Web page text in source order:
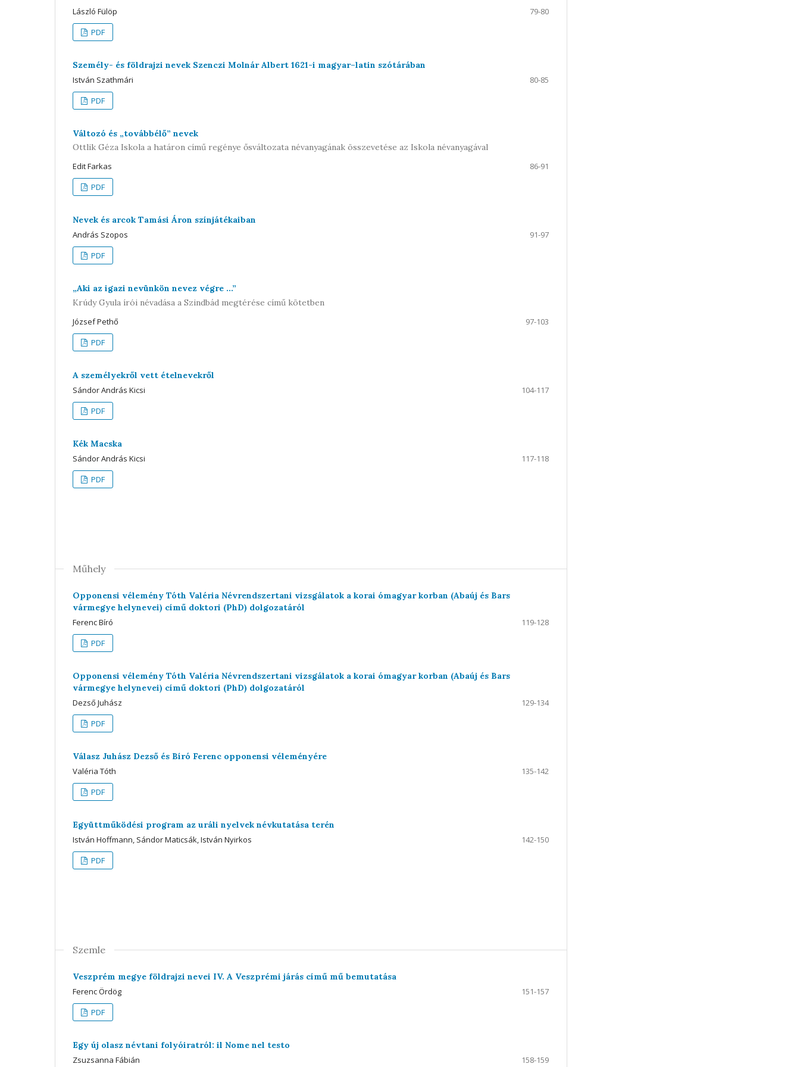
László Fülöp
79-80
PDF
Személy- és földrajzi nevek Szenczi Molnár Albert 1621-i magyar–latin szótárában
István Szathmári
80-85
PDF
Változó és „továbbélő” nevek
Ottlik Géza Iskola a határon című regénye ősváltozata névanyagának összevetése az Iskola névanyagával
Edit Farkas
86-91
PDF
Nevek és arcok Tamási Áron színjátékaiban
András Szopos
91-97
PDF
„Aki az igazi nevünkön nevez végre ...”
Krúdy Gyula írói névadása a Szindbád megtérése című kötetben
József Pethő
97-103
PDF
A személyekről vett ételnevekről
Sándor András Kicsi
104-117
PDF
Kék Macska
Sándor András Kicsi
117-118
PDF
Műhely
Opponensi vélemény Tóth Valéria Névrendszertani vizsgálatok a korai ómagyar korban (Abaúj és Bars
vármegye helynevei) című doktori (PhD) dolgozatáról
Ferenc Bíró
119-128
PDF
Opponensi vélemény Tóth Valéria Névrendszertani vizsgálatok a korai ómagyar korban (Abaúj és Bars
vármegye helynevei) című doktori (PhD) dolgozatáról
Dezső Juhász
129-134
PDF
Válasz Juhász Dezső és Bíró Ferenc opponensi véleményére
Valéria Tóth
135-142
PDF
Együttműködési program az uráli nyelvek névkutatása terén
István Hoffmann, Sándor Maticsák, István Nyirkos
142-150
PDF
Szemle
Veszprém megye földrajzi nevei IV. A Veszprémi járás című mű bemutatása
Ferenc Ördög
151-157
PDF
Egy új olasz névtani folyóiratról: il Nome nel testo
Zsuzsanna Fábián
158-159